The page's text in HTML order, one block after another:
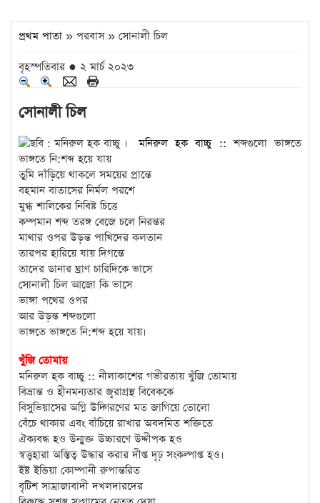
প্রথম পাতা » পরবাস » সোনালী চিল
বৃহস্পতিবার ● ২ মার্চ ২০২৩
সোনালী চিল
মনিরুল হক বাচ্চু :: শব্দগুলো ভাঙ্গতে
ভাঙ্গতে নি:শব্দ হয়ে যায়
তুমি দাঁড়িয়ে থাকলে সময়ের প্রান্তে
বহমান বাতাসের নির্মল পরশে
মুগ্ধ শালিকের নিবিষ্ট চিত্তে
কম্পমান শব্দ তরঙ্গ বেজে চলে নিরন্তর
মাথার ওপর উড়ন্ত পাখিদের কলতান
তারপর হারিয়ে যায় দিগন্তে
তাদের ডানার ঘ্রাণ চারিদিকে ভাসে
সোনালী চিল আজো কি ভাসে
ভাঙ্গা পথের ওপর
আর উড়ন্ত শব্দগুলো
ভাঙ্গতে ভাঙ্গতে নি:শব্দ হয়ে যায়।
খুঁজি তোমায়
মনিরুল হক বাচ্চু :: নীলাকাশের গভীরতায় খুঁজি তোমায়
বিভ্রান্ত ও হীনমন্যতার জ্বরাগ্রস্থ বিবেককে
বিসুভিয়াসের অগ্নি উদ্গিরণের মত জাগিয়ে তোলো
বেঁচে থাকার এবং বাঁচিয়ে রাখার অবদমিত শক্তিতে
ঐক্যবদ্ধ হও উন্মুক্ত উচ্চারণে উদ্দীপক হও
স্বত্ত্বহারা অস্তিত্ব উদ্ধার করার দীপ্ত দৃঢ় সংকল্পাপ্ত হও।
ইষ্ট ইন্ডিয়া কোম্পানী রুপান্তরিত
বৃটিশ সাম্রাজ্যবাদী দখলদারদের